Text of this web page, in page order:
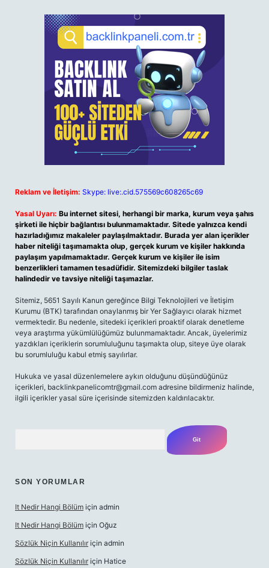
Reklam ve İletişim: Skype: live:.cid.575569c608265c69
Yasal Uyarı: Bu internet sitesi, herhangi bir marka, kurum veya şahıs
şirketi ile hiçbir bağlantısı bulunmamaktadır. Sitede yalnızca kendi
hazırladığımız makaleler paylaşılmaktadır. Burada yer alan içerikler
haber niteliği taşımamakta olup, gerçek kurum ve kişiler hakkında
paylaşım yapılmamaktadır. Gerçek kurum ve kişiler ile isim
benzerlikleri tamamen tesadüfidir. Sitemizdeki bilgiler taslak
halindedir ve tavsiye niteliği taşımazlar.
Sitemiz, 5651 Sayılı Kanun gereğince Bilgi Teknolojileri ve İletişim
Kurumu (BTK) tarafından onaylanmış bir Yer Sağlayıcı olarak hizmet
vermektedir. Bu nedenle, sitedeki içerikleri proaktif olarak denetleme
veya araştırma yükümlülüğümüz bulunmamaktadır. Ancak, üyelerimiz
yazdıkları içeriklerin sorumluluğunu taşımakta olup, siteye üye olarak
bu sorumluluğu kabul etmiş sayılırlar.
Hukuka ve yasal düzenlemelere aykırı olduğunu düşündüğünüz
içerikleri, backlinkpanelicomtr@gmail.com adresine bildirmeniz halinde,
ilgili içerikler yasal süre içerisinde sitemizden kaldırılacaktır.
SON YORUMLAR
It Nedir Hangi Bölüm için admin
It Nedir Hangi Bölüm için Oğuz
Sözlük Niçin Kullanılır için admin
Sözlük Niçin Kullanılır için Hatice